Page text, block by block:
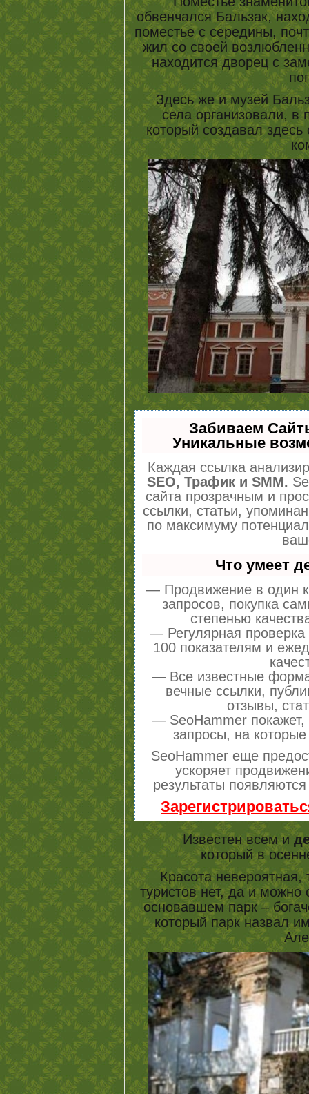
обвенчался Бальзак,
поместье с середины,
жил со своей
находится дворец с
Здесь же и музей
села организовали, в
который создавал
Забиваем
Уникальные
Каждая ссылка
SEO, Трафик и SMM.
сайта прозрачным и
ссылки, статьи,
по максимуму
Что умеет
— Продвижение в один
запросов, покупка
степенью
— Регулярная проверка
100 показателям и
— Все известные
вечные ссылки,
отзывы,
— SeoHammer покажет,
запросы, на
SeoHammer еще
ускоряет
результаты
Известен всем и
который в
Красота
туристов нет, да и можно
основавшем парк –
который парк назвал